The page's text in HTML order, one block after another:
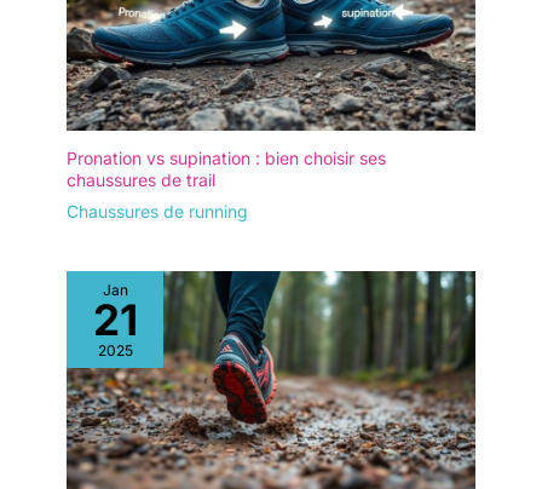
Pronation vs supination : bien choisir ses
chaussures de trail
Chaussures de running
Jan
21
2025